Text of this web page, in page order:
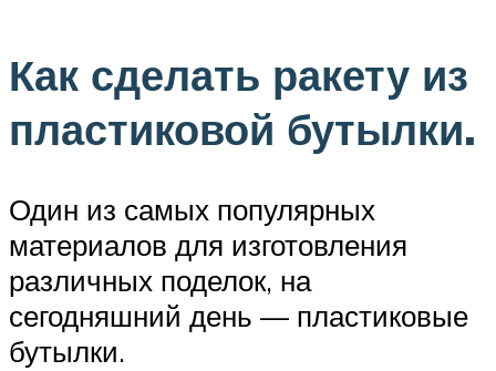
Как сделать ракету из
пластиковой бутылки.
Один из самых популярных
материалов для изготовления
различных поделок, на
сегодняшний день — пластиковые
бутылки.